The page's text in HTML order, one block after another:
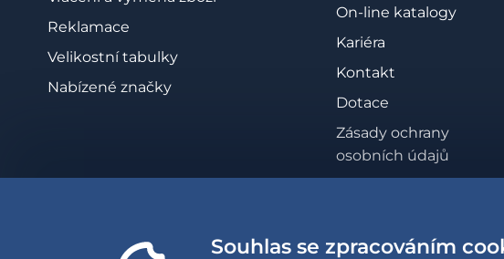
Reklamace
Velikostní tabulky
Nabízené značky
On-line katalogy
Kariéra
Kontakt
Dotace
Zásady ochrany
osobních údajů
přístupnosti
Souhlas se zpracováním